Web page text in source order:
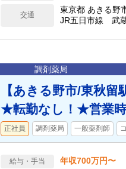
交通
東京都 あきる野
JR五日市線 武
調剤薬局
【あきる野市/東秋
★転勤なし！★営業時
正社員 調剤薬局 一般薬剤師
給与・手当 年収700万円〜